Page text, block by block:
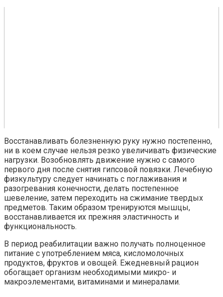
Восстанавливать болезненную руку нужно постепенно,
ни в коем случае нельзя резко увеличивать физические
нагрузки. Возобновлять движение нужно с самого
первого дня после снятия гипсовой повязки. Лечебную
физкультуру следует начинать с поглаживания и
разогревания конечности, делать постепенное
шевеление, затем переходить на сжимание твердых
предметов. Таким образом тренируются мышцы,
восстанавливается их прежняя эластичность и
функциональность.
В период реабилитации важно получать полноценное
питание с употреблением мяса, кисломолочных
продуктов, фруктов и овощей. Ежедневный рацион
обогащает организм необходимыми микро- и
макроэлементами, витаминами и минералами.